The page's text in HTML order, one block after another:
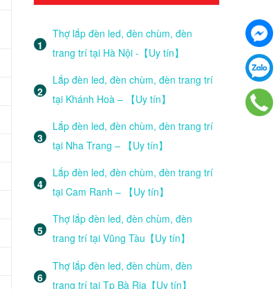
Thợ lắp đèn led, đèn chùm, đèn
trang trí tại Hà Nội -【Uy tín】
Lắp đèn led, đèn chùm, đèn trang trí
tại Khánh Hoà – 【Uy tín】
Lắp đèn led, đèn chùm, đèn trang trí
tại Nha Trang – 【Uy tín】
Lắp đèn led, đèn chùm, đèn trang trí
tại Cam Ranh – 【Uy tín】
Thợ lắp đèn led, đèn chùm, đèn
trang trí tại Vũng Tàu【Uy tín】
Thợ lắp đèn led, đèn chùm, đèn
trang trí tại Tp Bà Rịa【Uy tín】